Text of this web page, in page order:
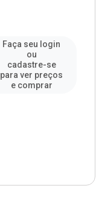
Faça seu login
ou
cadastre-se
para ver preços
e comprar